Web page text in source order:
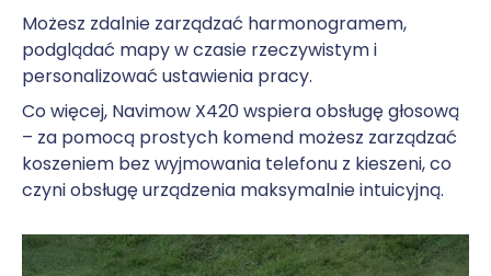
Możesz zdalnie zarządzać harmonogramem,
podglądać mapy w czasie rzeczywistym i
personalizować ustawienia pracy.
Co więcej, Navimow X420 wspiera obsługę głosową
– za pomocą prostych komend możesz zarządzać
koszeniem bez wyjmowania telefonu z kieszeni, co
czyni obsługę urządzenia maksymalnie intuicyjną.